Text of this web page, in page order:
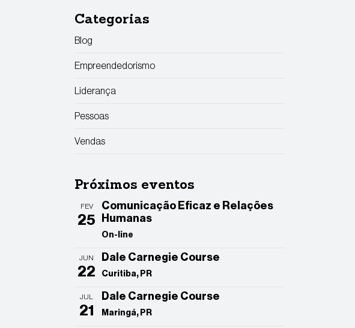
Categorias
Blog
Empreendedorismo
Liderança
Pessoas
Vendas
Próximos eventos
FEV
25
Comunicação Eficaz e Relações
Humanas
On-line
JUN
22
Dale Carnegie Course
Curitiba, PR
JUL
21
Dale Carnegie Course
Maringá, PR